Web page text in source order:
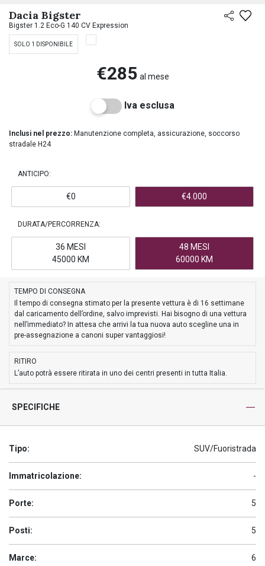
Dacia Bigster
Bigster 1.2 Eco-G 140 CV Expression
SOLO 1 DISPONIBILE
€285 al mese
Iva esclusa
Inclusi nel prezzo: Manutenzione completa, assicurazione, soccorso
stradale H24
ANTICIPO:
€0 €4.000
DURATA/PERCORRENZA:
36 MESI
45000 KM
48 MESI
60000 KM
TEMPO DI CONSEGNA
Il tempo di consegna stimato per la presente vettura è di 16 settimane
dal caricamento dell’ordine, salvo imprevisti. Hai bisogno di una vettura
nell’immediato? In attesa che arrivi la tua nuova auto scegline una in
pre-assegnazione a canoni super vantaggiosi!
RITIRO
L’auto potrà essere ritirata in uno dei centri presenti in tutta Italia.
SPECIFICHE
Tipo: SUV/Fuoristrada
Immatricolazione: -
Porte: 5
Posti: 5
Marce: 6